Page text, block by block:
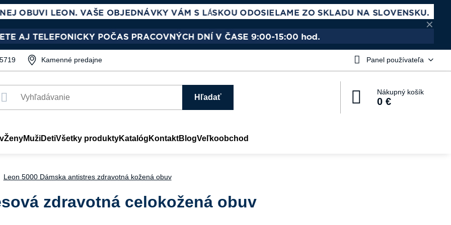
✕
Kamenné predajne Panel používateľa
Hľadať
Nákupný košík
0 €
ŽenyMužiDetiVšetky produktyKatalóg KontaktBlogVeľkoobchod
Leon 5000 Dámska antistres zdravotná kožená obuv
zdravotná celokožená obuv